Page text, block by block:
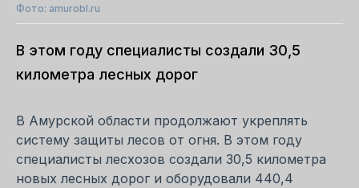
Фото: amurobl.ru
В этом году специалисты создали 30,5
километра лесных дорог
В Амурской области продолжают укреплять
систему защиты лесов от огня. В этом году
специалисты лесхозов создали 30,5 километра
новых лесных дорог и оборудовали 440,4